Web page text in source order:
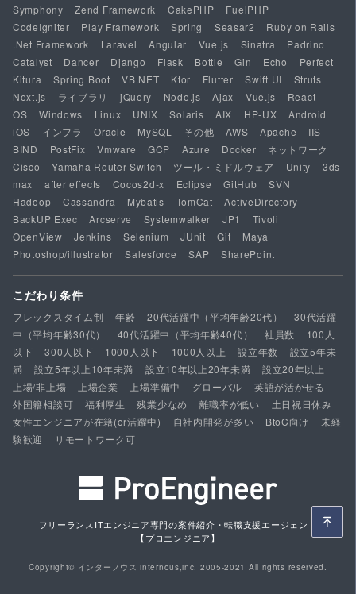
Symphony
Zend Framework CakePHP
FuelPHP
CodeIgniter
Play Framework Spring Seasar2
Ruby on Rails
.Net Framework
Laravel Angular Vue.js Sinatra
Padrino
Catalyst
Dancer Django Flask Bottle Gin Echo
Perfect
Kitura
Spring Boot VB.NET Ktor Flutter Swift UI
Struts
Next.js
ライブラリ jQuery Node.js Ajax Vue.js
React
OS
Windows Linux UNIX Solaris AIX HP-UX
Android
iOS
インフラ Oracle MySQL その他 AWS Apache
IIS
BIND
PostFix Vmware GCP Azure Docker
ネットワーク
Cisco
Yamaha Router Switch ツール・ミドルウェア Unity
3ds
max
after effects Cocos2d-x Eclipse GitHub
SVN
Hadoop
Cassandra Mybatis TomCat
ActiveDirectory
BackUP Exec
Arcserve Systemwalker JP1
Tivoli
OpenView
Jenkins Selenium JUnit Git
Maya
Photoshop/illustrator
Salesforce SAP SharePoint
こだわり条件
フレックスタイム制 年齢 20代活躍中（平均年齢20代）
30代活躍
中（平均年齢30代）
40代活躍中（平均年齢40代） 社員数
100人
以下
300人以下 1000人以下 1000人以上 設立年数
設立5年未
満
設立5年以上10年未満 設立10年以上20年未満
設立20年以上
上場/非上場
上場企業 上場準備中 グローバル
英語が活かせる
外国籍相談可
福利厚生 残業少なめ 離職率が低い
土日祝日休み
女性エンジニアが在籍(or活躍中)
自社内開発が多い BtoC向け
未経
験歓迎
リモートワーク可
フリーランスITエンジニア専門の案件紹介・転職支援エージェント
【プロエンジニア】
Copyright© インターノウス internous,inc. 2005-2021 All rights reserved.